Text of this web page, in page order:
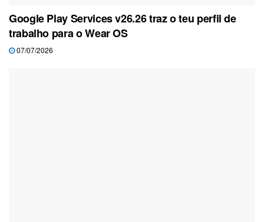
Google Play Services v26.26 traz o teu perfil de
trabalho para o Wear OS
07/07/2026